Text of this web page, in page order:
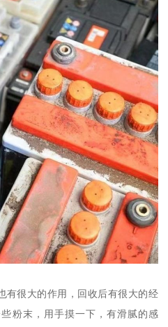
有很大的作用，回收后有很大的经
粉末，用手摸一下，有滑腻的感